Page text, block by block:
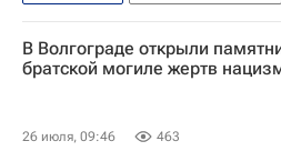
Россия
В Волгограде открыли
братской могиле жертв
26 июля, 09:46 463